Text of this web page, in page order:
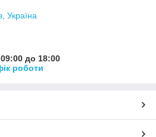
Україна
до 18:00
роботи